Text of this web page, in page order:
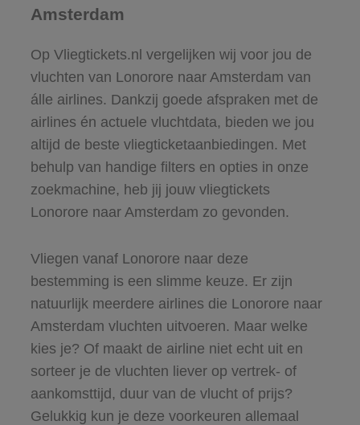
Amsterdam
Op Vliegtickets.nl vergelijken wij voor jou de
vluchten van Lonorore naar Amsterdam van
álle airlines. Dankzij goede afspraken met de
airlines én actuele vluchtdata, bieden we jou
altijd de beste vliegticketaanbiedingen. Met
behulp van handige filters en opties in onze
zoekmachine, heb jij jouw vliegtickets
Lonorore naar Amsterdam zo gevonden.
Vliegen vanaf Lonorore naar deze
bestemming is een slimme keuze. Er zijn
natuurlijk meerdere airlines die Lonorore naar
Amsterdam vluchten uitvoeren. Maar welke
kies je? Of maakt de airline niet echt uit en
sorteer je de vluchten liever op vertrek- of
aankomsttijd, duur van de vlucht of prijs?
Gelukkig kun je deze voorkeuren allemaal